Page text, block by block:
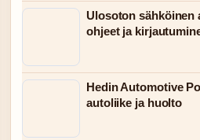
Ulosoton sähköinen
ohjeet ja
Hedin Automotive
autoliike ja huolto